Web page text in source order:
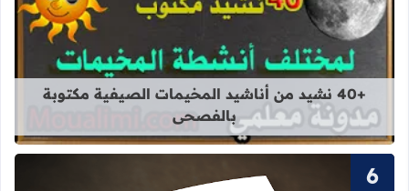
قراءة المزيد عن +40 نشيد من أناشيد المخيمات الصيفية مكتوبة بالفصحى
+40 نشيد من أناشيد المخيمات الصيفية مكتوبة
بالفصحى